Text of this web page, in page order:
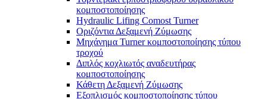
κομποστοποίησης
Hydraulic Lifing Comost Turner
Οριζόντια Δεξαμενή Ζύμωσης
Μηχάνημα Turner κομποστοποίησης τύπου
τροχού
Διπλός κοχλιωτός αναδευτήρας
κομποστοποίησης
Κάθετη Δεξαμενή Ζύμωσης
Εξοπλισμός κομποστοποίησης τύπου